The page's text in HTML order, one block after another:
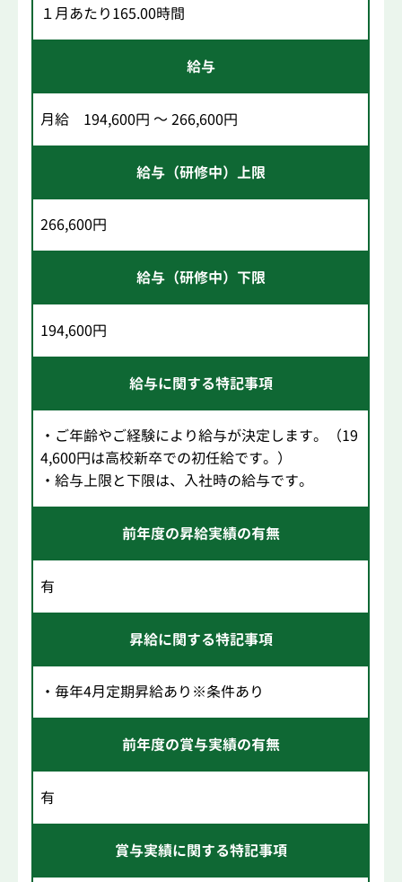
１月あたり165.00時間
給与
月給 194,600円 ～ 266,600円
給与（研修中）上限
266,600円
給与（研修中）下限
194,600円
給与に関する特記事項
・ご年齢やご経験により給与が決定します。（19
4,600円は高校新卒での初任給です。）
・給与上限と下限は、入社時の給与です。
前年度の昇給実績の有無
有
昇給に関する特記事項
・毎年4月定期昇給あり※条件あり
前年度の賞与実績の有無
有
賞与実績に関する特記事項